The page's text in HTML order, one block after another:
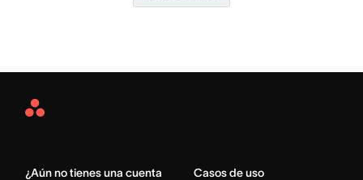
Asana
¿Aún no tienes una cuenta
Casos de uso